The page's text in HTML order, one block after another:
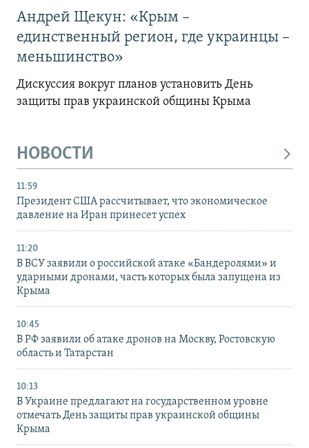
Андрей Щекун: «Крым –
единственный регион, где украинцы –
меньшинство»
Дискуссия вокруг планов установить День
защиты прав украинской общины Крыма
НОВОСТИ
11:59
Президент США рассчитывает, что экономическое
давление на Иран принесет успех
11:20
В ВСУ заявили о российской атаке «Бандеролями» и
ударными дронами, часть которых была запущена из
Крыма
10:45
В РФ заявили об атаке дронов на Москву, Ростовскую
область и Татарстан
10:13
В Украине предлагают на государственном уровне
отмечать День защиты прав украинской общины
Крыма